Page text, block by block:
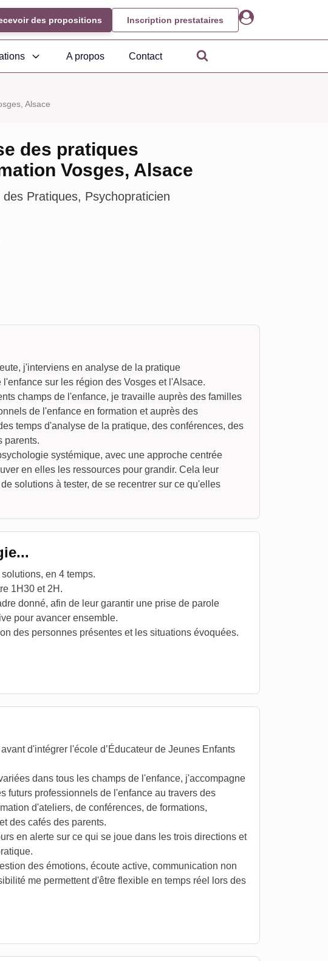
des propositions Inscription prestataires
A propos Contact
Alsace
des pratiques
Vosges, Alsace
Pratiques, Psychopraticien
j'interviens en analyse de la pratique
sur les région des Vosges et l'Alsace.
champs de l'enfance, je travaille auprès des familles
de l'enfance en formation et auprès des
temps d'analyse de la pratique, des conférences, des
parents.
systémique, avec une approche centrée
en elles les ressources pour grandir. Cela leur
solutions à tester, de se recentrer sur ce qu'elles
en 4 temps.
1H30 et 2H.
donné, afin de leur garantir une prise de parole
pour avancer ensemble.
des personnes présentes et les situations évoquées.
d'intégrer l'école d’Éducateur de Jeunes Enfants
dans tous les champs de l'enfance, j'accompagne
futurs professionnels de l'enfance au travers des
d'ateliers, de conférences, de formations,
des cafés des parents.
en alerte sur ce qui se joue dans les trois directions et
des émotions, écoute active, communication non
me permettent d'être flexible en temps réel lors des